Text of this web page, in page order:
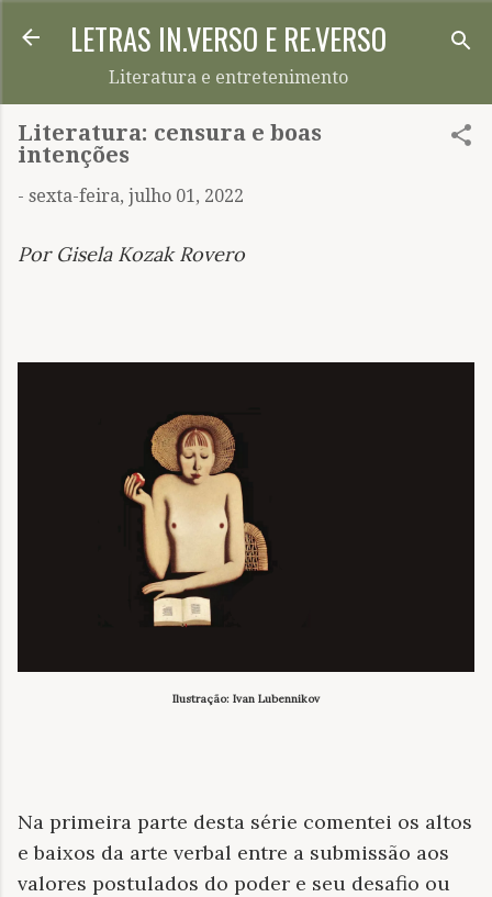
Pular para o conteúdo principal
LETRAS IN.VERSO E RE.VERSO
Literatura e entretenimento
Literatura: censura e boas
intenções
- sexta-feira, julho 01, 2022
Por Gisela Kozak Rovero
Ilustração: Ivan Lubennikov
Na primeira parte desta série comentei os altos
e baixos da arte verbal entre a submissão aos
valores postulados do poder e seu desafio ou